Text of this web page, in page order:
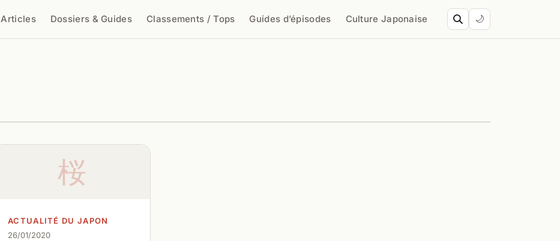
Articles Dossiers & Guides Classements / Tops Guides d’épisodes Culture Japonaise 🌙
桜
ACTUALITÉ DU JAPON
26/01/2020